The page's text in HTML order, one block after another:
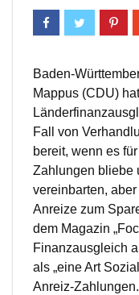
Baden-
Mappus (CDU)
Fall von
bereit, wenn es
Zahlungen bliebe
vereinbarten,
Anreize zum
dem Magazin
Finanzausgleich
als „eine Art
Anreiz-Zahlungen.